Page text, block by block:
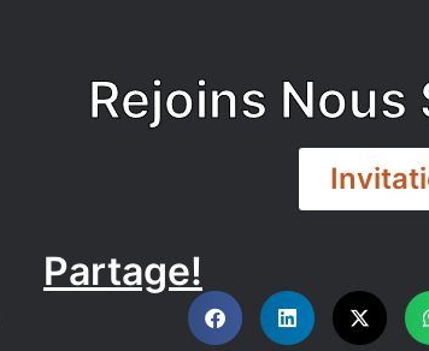
Rejoins Nous
DISCORD
Partage!